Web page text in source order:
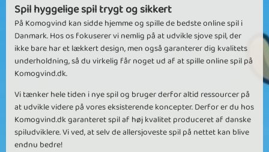
Spil hyggelige spil trygt og sikkert
På Komogvind kan sidde hjemme og spille de bedste online spil i
Danmark. Hos os fokuserer vi nemlig på at udvikle sjove spil, der
ikke bare har et lækkert design, men også garanterer dig kvalitets
underholdning, så du virkelig får noget ud af at spille online spil på
Komogvind.dk.
Vi tænker hele tiden i nye spil og bruger derfor altid ressourcer på
at udvikle videre på vores eksisterende koncepter. Derfor er du hos
Komogvind.dk garanteret spil af høj kvalitet produceret af danske
spiludviklere. Vi ved, at selv de allersjoveste spil på nettet kan blive
endnu bedre!